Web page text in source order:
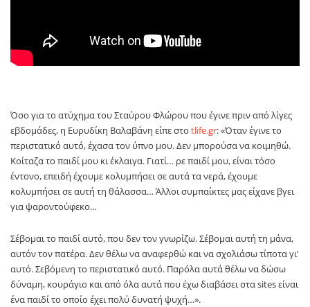
Όσο για το ατύχημα του Σταύρου Φλώρου που έγινε πριν από λίγες
εβδομάδες, η Ευρυδίκη Βαλαβάνη είπε στο tlife.gr: «Όταν έγινε το
περιστατικό αυτό, έχασα τον ύπνο μου. Δεν μπορούσα να κοιμηθώ.
Κοίταζα το παιδί μου κι έκλαιγα. Γιατί… ρε παιδί μου, είναι τόσο
έντονο, επειδή έχουμε κολυμπήσει σε αυτά τα νερά, έχουμε
κολυμπήσει σε αυτή τη θάλασσα… Άλλοι συμπαίκτες μας είχανε βγει
για ψαροντούφεκο…
Σέβομαι το παιδί αυτό, που δεν τον γνωρίζω. Σέβομαι αυτή τη μάνα,
αυτόν τον πατέρα. Δεν θέλω να αναφερθώ και να σχολιάσω τίποτα γι’
αυτό. Σεβόμενη το περιστατικό αυτό. Παρόλα αυτά θέλω να δώσω
δύναμη, κουράγιο και από όλα αυτά που έχω διαβάσει στα sites είναι
ένα παιδί το οποίο έχει πολύ δυνατή ψυχή…».